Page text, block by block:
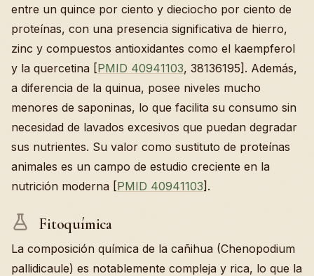
entre un quince por ciento y dieciocho por ciento de
proteínas, con una presencia significativa de hierro,
zinc y compuestos antioxidantes como el kaempferol
y la quercetina [PMID 40941103, 38136195]. Además,
a diferencia de la quinua, posee niveles mucho
menores de saponinas, lo que facilita su consumo sin
necesidad de lavados excesivos que puedan degradar
sus nutrientes. Su valor como sustituto de proteínas
animales es un campo de estudio creciente en la
nutrición moderna [PMID 40941103].
Fitoquímica
La composición química de la cañihua (Chenopodium
pallidicaule) es notablemente compleja y rica, lo que la